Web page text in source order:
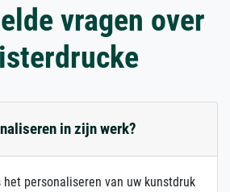
vragen over
in zijn werk?
personaliseren van uw kunstdruk